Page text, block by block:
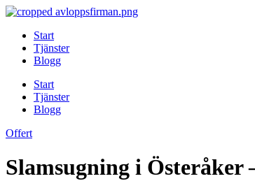
Skip
contentStart
Tjänster
Blogg
Start
Tjänster
Blogg
Offert
Slamsugning i